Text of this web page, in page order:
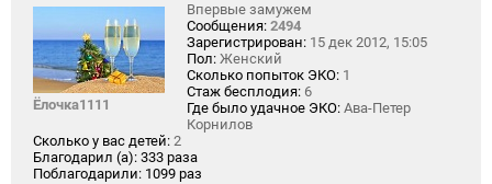
Ёлочка1111
Впервые замужем
Сообщения: 2494
Зарегистрирован: 15 дек 2012, 15:05
Пол: Женский
Сколько попыток ЭКО: 1
Стаж бесплодия: 6
Где было удачное ЭКО: Ава-Петер
Корнилов
Сколько у вас детей: 2
Благодарил (а): 333 раза
Поблагодарили: 1099 раз